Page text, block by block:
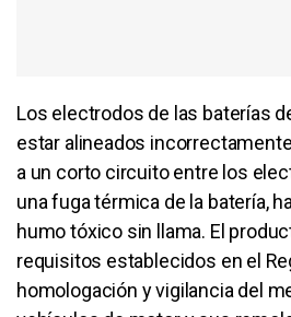
Los electrodos de las baterías
estar alineados
a un corto circuito entre los
una fuga térmica de la batería,
humo tóxico sin llama. El
requisitos establecidos en el
homologación y vigilancia del